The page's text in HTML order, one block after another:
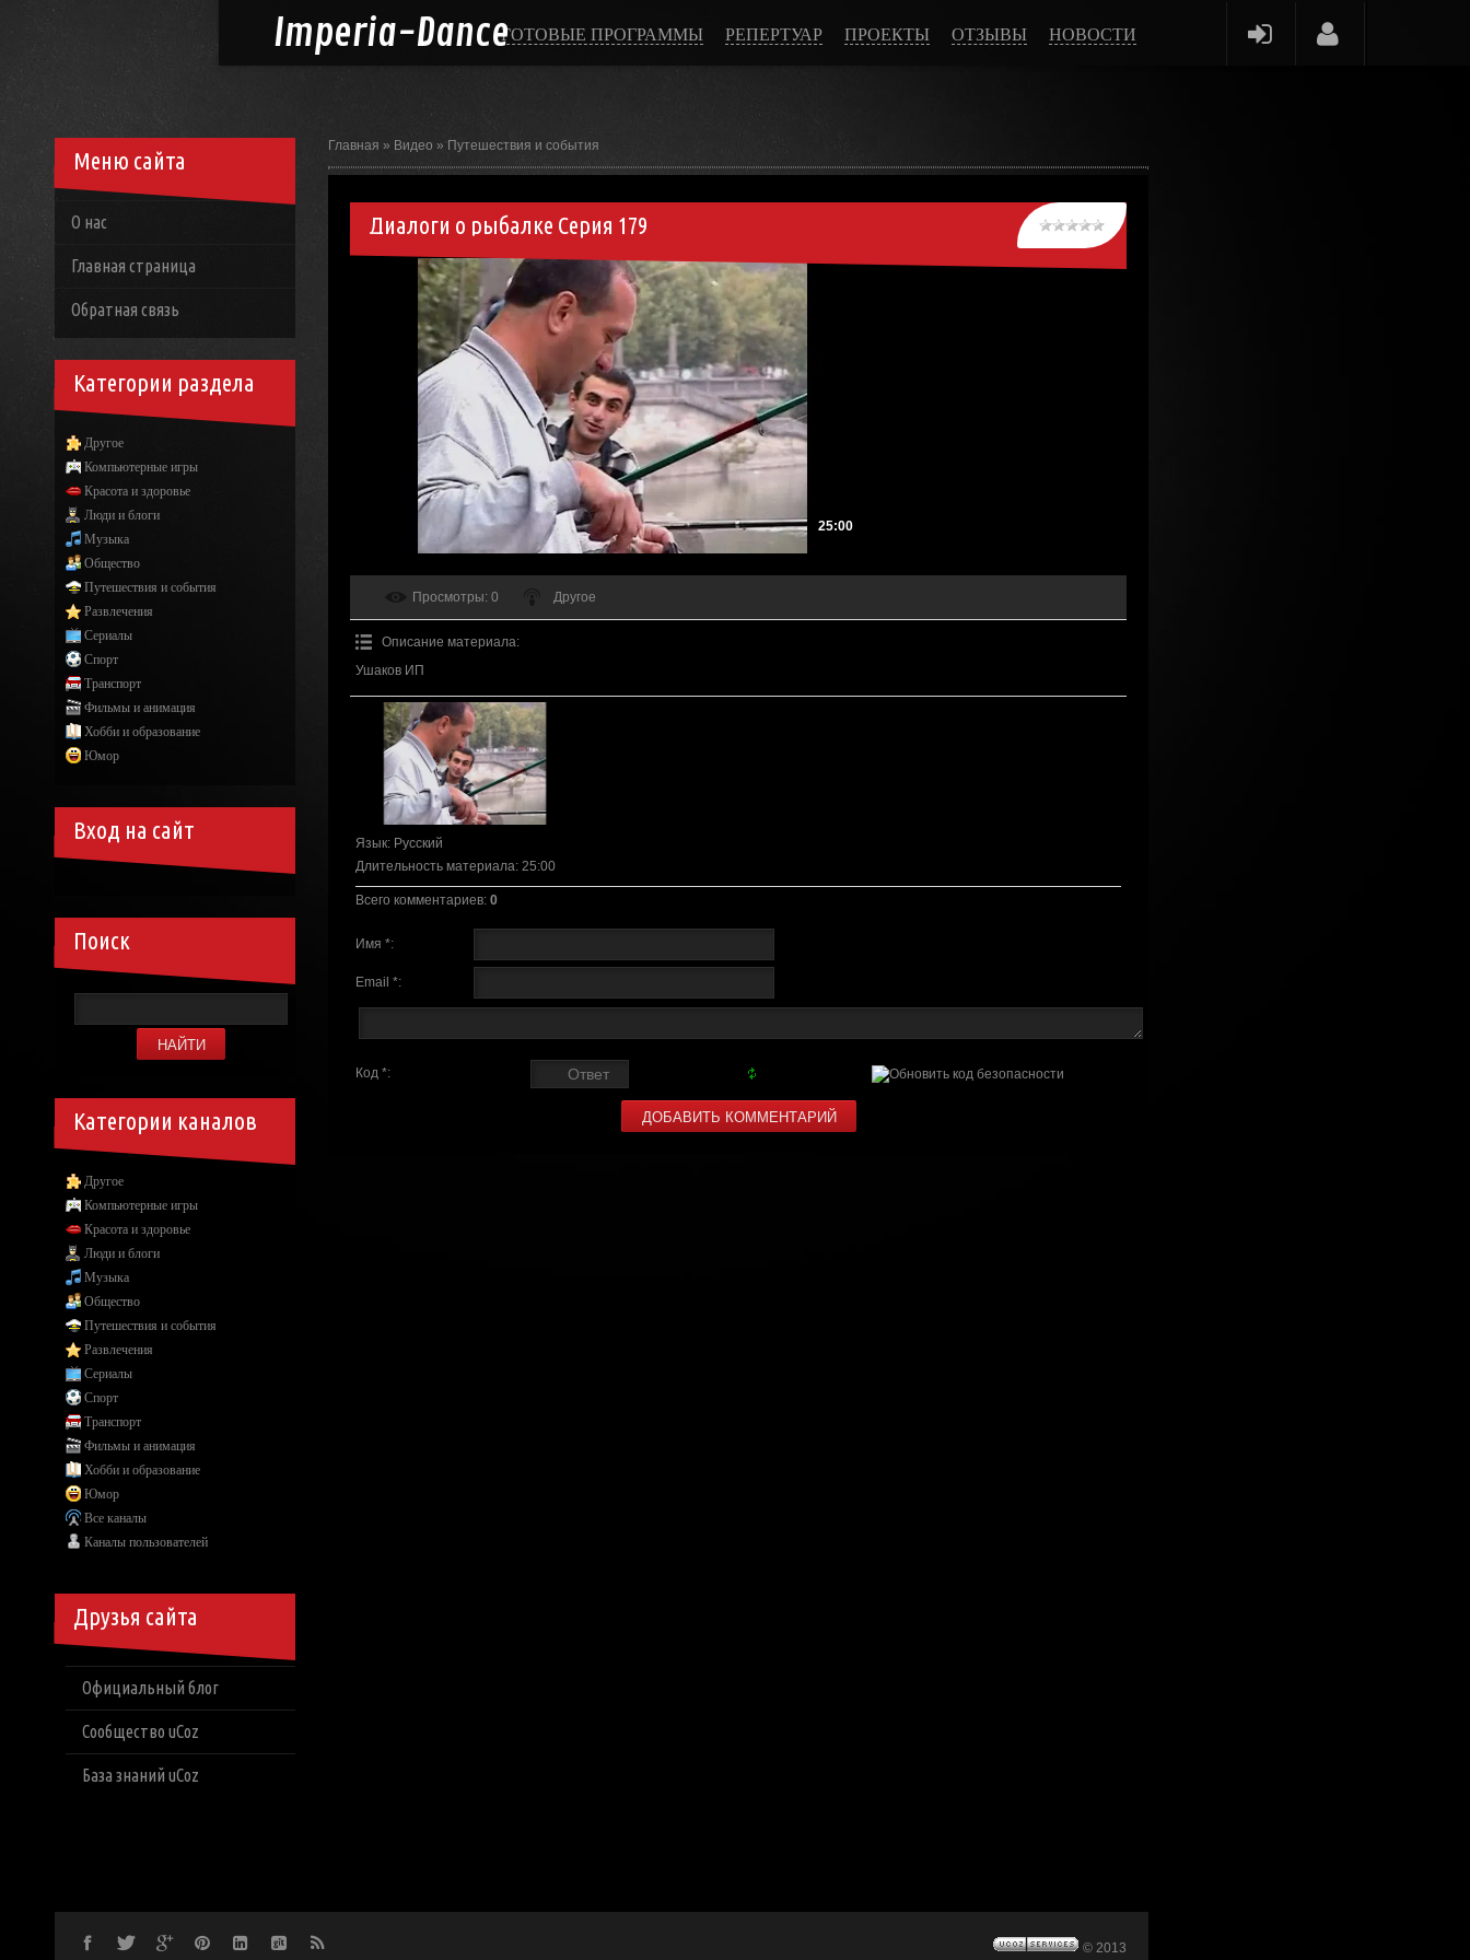
Imperia-DanceГОТОВЫЕ ПРОГРАММЫ РЕПЕРТУАР ПРОЕКТЫ ОТЗЫВЫ НОВОСТИ
Главная » Видео » Путешествия и события
Диалоги о рыбалке Серия 179
25:00
Просмотры: 0 Другое
Описание материала:
Ушаков ИП
Язык: Русский
Длительность материала: 25:00
Всего комментариев: 0
Имя *:
Email *:
Код *:
Меню сайта
О нас
Главная страница
Обратная связь
Категории раздела
Другое
Компьютерные игры
Красота и здоровье
Люди и блоги
Музыка
Общество
Путешествия и события
Развлечения
Сериалы
Спорт
Транспорт
Фильмы и анимация
Хобби и образование
Юмор
Вход на сайт
Поиск
Категории каналов
Другое
Компьютерные игры
Красота и здоровье
Люди и блоги
Музыка
Общество
Путешествия и события
Развлечения
Сериалы
Спорт
Транспорт
Фильмы и анимация
Хобби и образование
Юмор
Все каналы
Каналы пользователей
Друзья сайта
Официальный блог
Сообщество uCoz
База знаний uCoz
© 2013